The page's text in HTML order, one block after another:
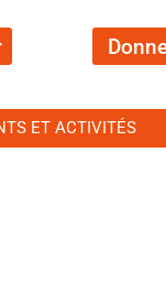
ET ACTIVITÉS